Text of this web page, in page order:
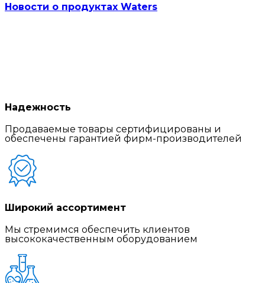
Новости о продуктах Waters
Надежность
Продаваемые товары сертифицированы и
обеспечены гарантией фирм-производителей
Широкий ассортимент
Мы стремимся обеспечить клиентов
высококачественным оборудованием